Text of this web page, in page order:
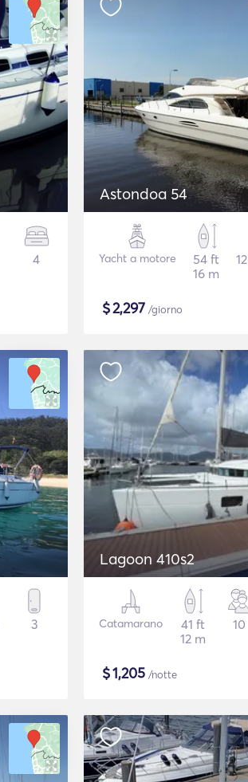
4
Astondoa 54
Yacht a motore
54 ft
16 m
$2,297 /giorno
3
Lagoon 410s2
Catamarano
41 ft
12 m
10
$1,205 /notte